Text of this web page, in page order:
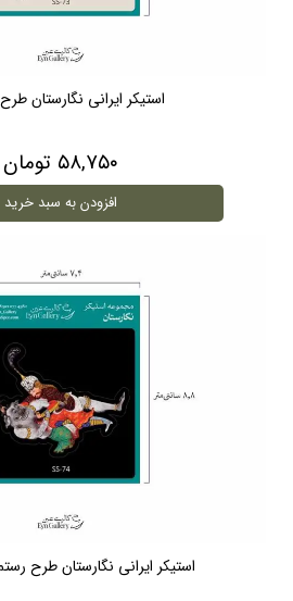
استیکر ایرانی نگارستان
۵۸,۷۵۰ تومان
افزودن به سبد خرید
استیکر ایرانی نگارستان طرح